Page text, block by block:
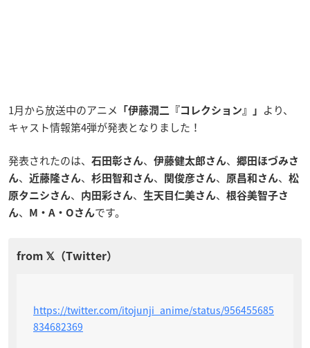
1月から放送中のアニメ 「伊藤潤二『コレクション』」
より、
キャスト情報第4弾が発表となりました！
発表されたのは、 石田彰さん、 伊藤健太郎さん、
郷田ほづみさ
ん、 近藤隆さん、 杉田智和さん、 関俊彦さん、 原昌和さん、
松
原タニシさん、 内田彩さん、 生天目仁美さん、
根谷美智子さ
ん、 M・A・Oさんです。
https://twitter.com/itojunji_anime/status/956455685
834682369